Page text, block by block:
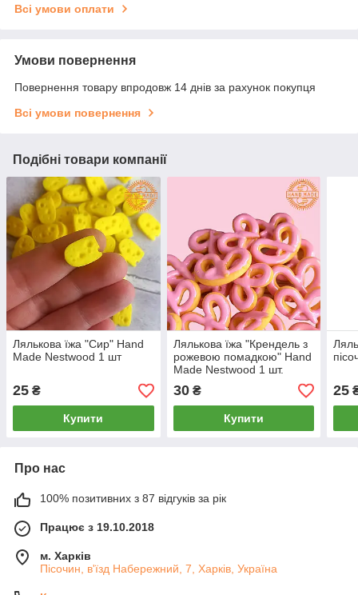
Всі умови оплати
Умови повернення
Повернення товару впродовж 14 днів за рахунок покупця
Всі умови повернення
Подібні товари компанії
Лялькова їжа "Сир" Hand
Made Nestwood 1 шт
25 ₴
Купити
Лялькова їжа "Крендель з
рожевою помадкою" Hand
Made Nestwood 1 шт.
30₴
Купити
25
Про нас
100% позитивних з 87 відгуків за рік
Працює з 19.10.2018
м. Харків
Пісочин, в'їзд Набережний, 7, Харків, Україна